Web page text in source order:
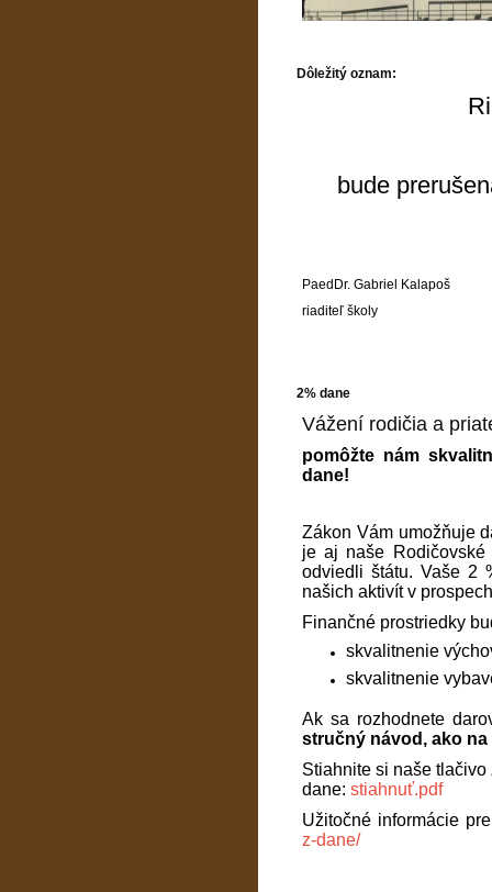
Dôležitý oznam:
bude
PaedDr. Gabriel Kalapoš
riaditeľ školy
2% dane
Vážení rodičia a
pomôžte nám
dane!
Zákon Vám umožňuje
je aj naše
odviedli štátu. Vaše 2
našich aktivít v
Finančné prostriedky
skvalitnenie
skvalitnenie
Ak sa rozhodnete
stručný návod, ako na
Stiahnite si naše
dane: stiahnuť.pdf
Užitočné informácie
z-dane/